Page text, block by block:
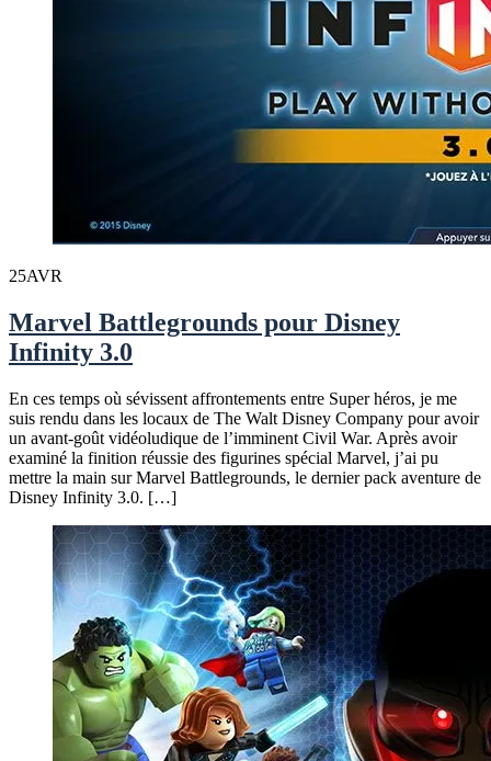
25AVR
Marvel Battlegrounds pour Disney
Infinity 3.0
En ces temps où sévissent affrontements entre Super héros, je me
suis rendu dans les locaux de The Walt Disney Company pour avoir
un avant-goût vidéoludique de l’imminent Civil War. Après avoir
examiné la finition réussie des figurines spécial Marvel, j’ai pu
mettre la main sur Marvel Battlegrounds, le dernier pack aventure de
Disney Infinity 3.0. […]